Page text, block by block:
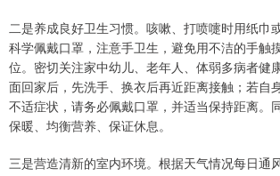
二是养成良好卫生习惯。咳嗽、打喷嚏时用纸巾
科学佩戴口罩，注意手卫生，避免用不洁的手触
位。密切关注家中幼儿、老年人、体弱多病者健
面回家后，先洗手、换衣后再近距离接触；若自
不适症状，请务必佩戴口罩，并适当保持距离。
保暖、均衡营养、保证休息。
三是营造清新的室内环境。根据天气情况每日通